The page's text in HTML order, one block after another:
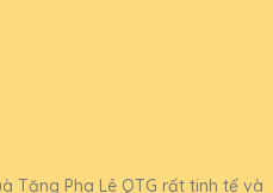
Tặng Pha Lê QTG rất tinh tế và